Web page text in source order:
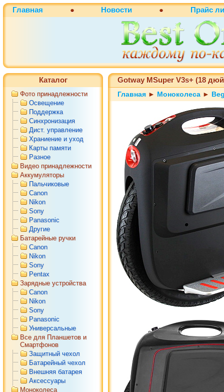
Главная ● Новости ● Прайс
Каталог
Фото принадлежности
Освещение
Поддержка
Синхронизация
Дист. управление
Храниение и уход
Карты памяти
Разное
Видео принадлежности
Аккумуляторы
Пальчиковые
Canon
Nikon
Sony
Panasonic
Другие
Батарейные ручки
Canon
Nikon
Sony
Pentax
Зарядные устройства
Canon
Nikon
Sony
Panasonic
Универсальные
Все для Планшетов и
Смартфонов
Защитный чехол
Батарейный чехол
Внешняя батарея
Аксессуары
Моноколеса
Gotway MSuper V3s+ (18
Главная ► Моноколеса ►